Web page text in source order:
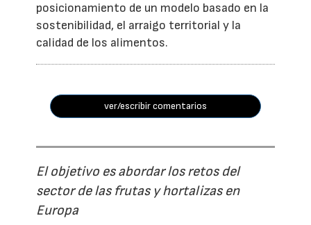
posicionamiento de un modelo basado en la
sostenibilidad, el arraigo territorial y la
calidad de los alimentos.
ver/escribir comentarios
El objetivo es abordar los retos del
sector de las frutas y hortalizas en
Europa